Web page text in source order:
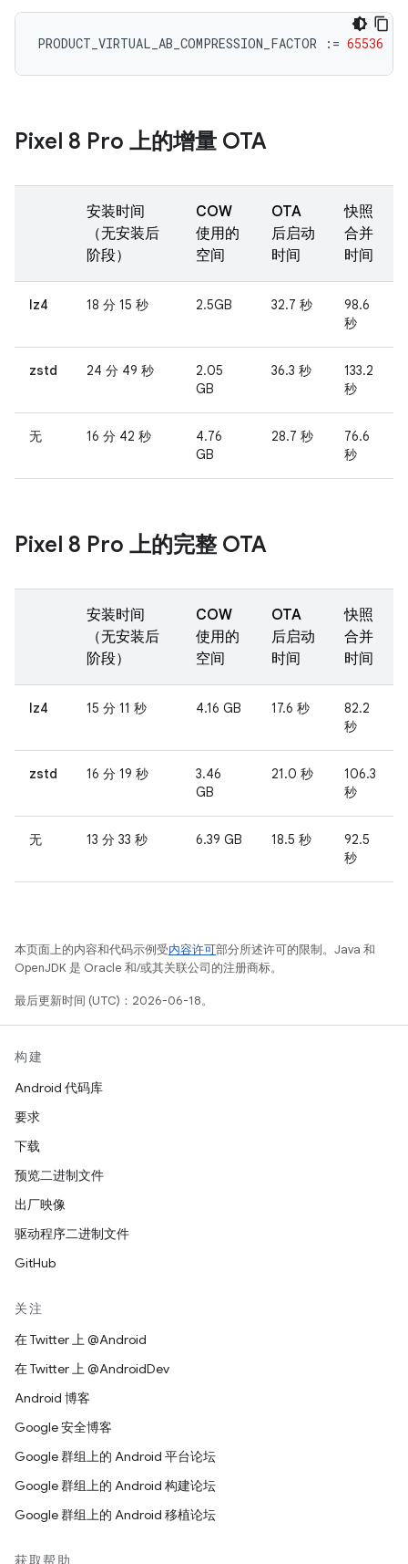
PRODUCT_VIRTUAL_AB_COMPRESSION_FACTOR := 65536
Pixel 8 Pro 上的增量 OTA
安装时间
（无安装后
阶段）
COW
使用的
空间
OTA
后启动
时间
快照
合并
时间
lz4 18 分 15 秒 2.5GB 32.7 秒
98.6
秒
zstd 24 分 49 秒
2.05
GB
36.3 秒
133.2
秒
无 16 分 42 秒
4.76
GB
28.7 秒
76.6
秒
Pixel 8 Pro 上的完整 OTA
安装时间
（无安装后
阶段）
COW
使用的
空间
OTA
后启动
时间
快照
合并
时间
lz4 15 分 11 秒 4.16 GB 17.6 秒
82.2
秒
zstd 16 分 19 秒
3.46
GB
21.0 秒
106.3
秒
无 13 分 33 秒 6.39 GB 18.5 秒
92.5
秒
本页面上的内容和代码示例受内容许可部分所述许可的限制。Java 和
OpenJDK 是 Oracle 和/或其关联公司的注册商标。
最后更新时间 (UTC)：2026-06-18。
构建
Android 代码库
要求
下载
预览二进制文件
出厂映像
驱动程序二进制文件
GitHub
关注
在 Twitter 上 @Android
在 Twitter 上 @AndroidDev
Android 博客
Google 安全博客
Google 群组上的 Android 平台论坛
Google 群组上的 Android 构建论坛
Google 群组上的 Android 移植论坛
获取帮助